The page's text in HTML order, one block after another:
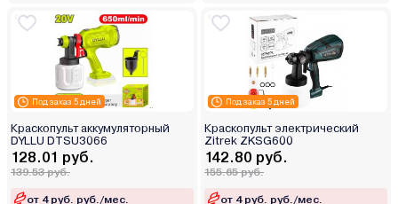
Под заказ 5 дней
Краскопульт аккумуляторный
DYLLU DTSU3066
128.01 руб.
139.53 руб.
от 4 руб. руб./мес.
Под заказ 5 дней
Краскопульт электрический
Zitrek ZKSG600
142.80 руб.
155.65 руб.
от 4 руб. руб./мес.